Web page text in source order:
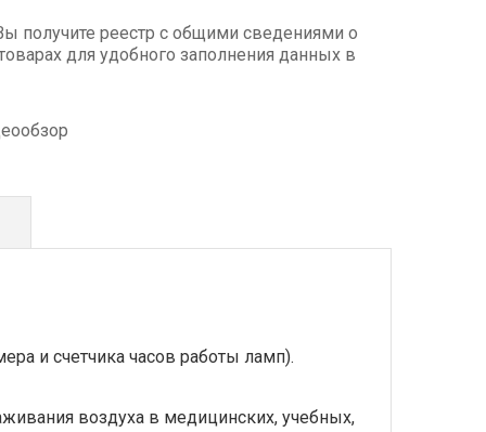
получите реестр с общими сведениями о
для удобного заполнения данных в
и счетчика часов работы ламп).
воздуха в медицинских, учебных,